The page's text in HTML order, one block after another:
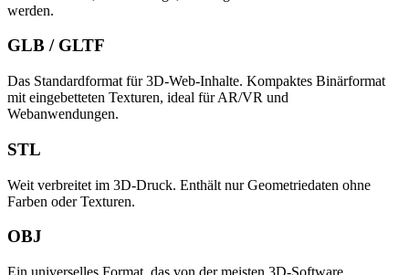
werden.
GLB / GLTF
Das Standardformat für 3D-Web-Inhalte. Kompaktes Binärformat
mit eingebetteten Texturen, ideal für AR/VR und
Webanwendungen.
STL
Weit verbreitet im 3D-Druck. Enthält nur Geometriedaten ohne
Farben oder Texturen.
OBJ
Ein universelles Format, das von der meisten 3D-Software